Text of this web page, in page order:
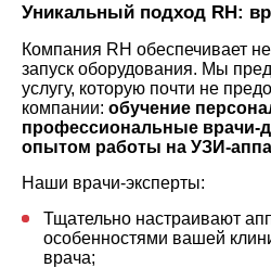
Уникальный подход RH:
Компания RH обеспечивает
запуск оборудования. Мы
услугу, которую почти не
компании: обучение
профессиональные врачи-
опытом работы на УЗИ-
Наши врачи-эксперты:
Тщательно настраивают
особенностями вашей
врача;